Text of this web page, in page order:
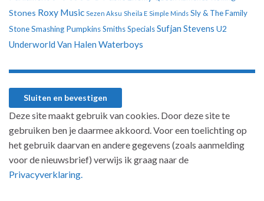
Stones Roxy Music Sezen Aksu Sheila E Simple Minds Sly & The Family
StoneSmashing PumpkinsSmithsSpecialsSufjan Stevens U2
Underworld Van Halen Waterboys
Deze site maakt gebruik van cookies. Door deze site te
gebruiken ben je daarmee akkoord. Voor een toelichting op
het gebruik daarvan en andere gegevens (zoals aanmelding
voor de nieuwsbrief) verwijs ik graag naar de
Privacyverklaring.